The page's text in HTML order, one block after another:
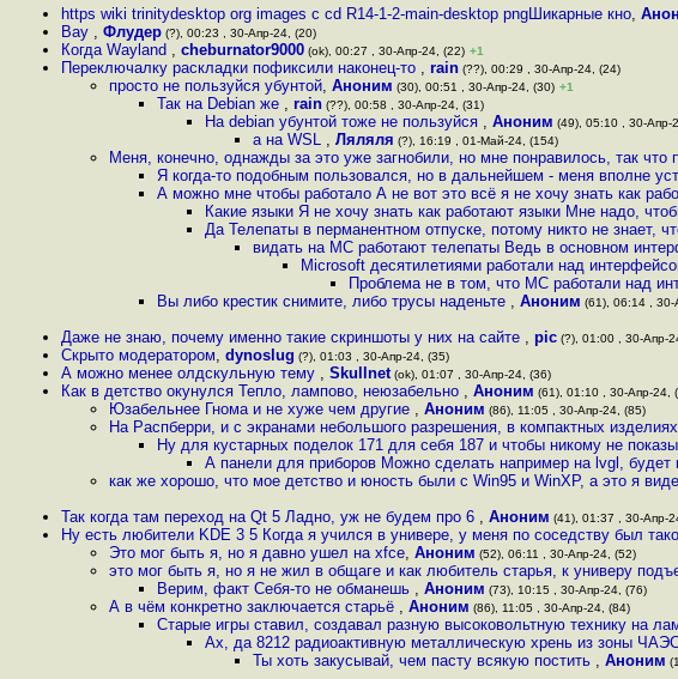
https wiki trinitydesktop org images c cd R14-1-2-main-desktop pngШикарные кно,
Вау , Флудер (?), 00:23 , 30-Апр-24, (20)
Когда Wayland , cheburnator9000 (ok), 00:27 , 30-Апр-24, (22) +1
Переключалку раскладки пофиксили наконец-то , rain (??), 00:29 , 30-Апр-24, (24)
просто не пользуйся убунтой, Аноним (30), 00:51 , 30-Апр-24, (30) +1
Так на Debian же , rain (??), 00:58 , 30-Апр-24, (31)
На debian убунтой тоже не пользуйся , Аноним (49), 05:10 , 30-Апр-
а на WSL , Ляляля (?), 16:19 , 01-Май-24, (154)
Меня, конечно, однажды за это уже загнобили, но мне понравилось, так что
Я когда-то подобным пользовался, но в дальнейшем - меня вполне
А можно мне чтобы работало А не вот это всё я не хочу знать как
Какие языки Я не хочу знать как работают языки Мне надо,
Да Телепаты в перманентном отпуске, потому никто не знает,
видать на МС работают телепаты Ведь в основном
Microsoft десятилетиями работали над
Проблема не в том, что МС работали над
Вы либо крестик снимите, либо трусы наденьте , Аноним (61), 06:14 , 30-
Даже не знаю, почему именно такие скриншоты у них на сайте , pic (?), 01:00 , 30-Апр-
Скрыто модератором, dynoslug (?), 01:03 , 30-Апр-24, (35)
А можно менее олдскульную тему , Skullnet (ok), 01:07 , 30-Апр-24, (36)
Как в детство окунулся Тепло, лампово, неюзабельно , Аноним (61), 01:10 , 30-Апр-24,
Юзабельнее Гнома и не хуже чем другие , Аноним (86), 11:05 , 30-Апр-24, (85)
На Распберри, и с экранами небольшого разрешения, в компактных
Ну для кустарных поделок 171 для себя 187 и чтобы никому не
А панели для приборов Можно сделать например на lvgl, будет
как же хорошо, что мое детство и юность были с Win95 и WinXP, а это я
Так когда там переход на Qt 5 Ладно, уж не будем про 6 , Аноним (41), 01:37 , 30-Апр-
Ну есть любители KDE 3 5 Когда я учился в универе, у меня по соседству был тако
Это мог быть я, но я давно ушел на xfce, Аноним (52), 06:11 , 30-Апр-24, (52)
это мог быть я, но я не жил в общаге и как любитель старья, к универу
Верим, факт Себя-то не обманешь , Аноним (73), 10:15 , 30-Апр-24, (76)
А в чём конкретно заключается старьё , Аноним (86), 11:05 , 30-Апр-24, (84)
Старые игры ставил, создавал разную высоковольтную технику на
Ах, да 8212 радиоактивную металлическую хрень из зоны
Ты хоть закусывай, чем пасту всякую постить , Аноним